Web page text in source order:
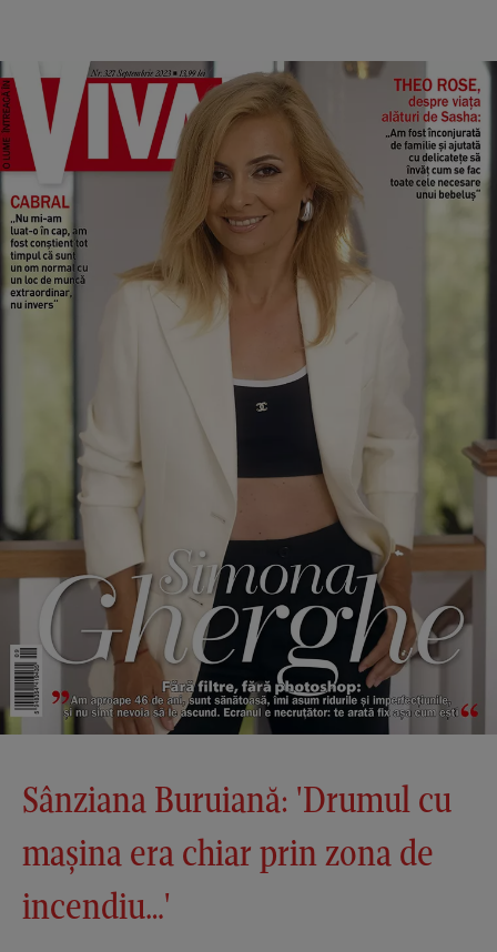
Sânziana Buruiană: 'Drumul cu
mașina era chiar prin zona de
incendiu…'